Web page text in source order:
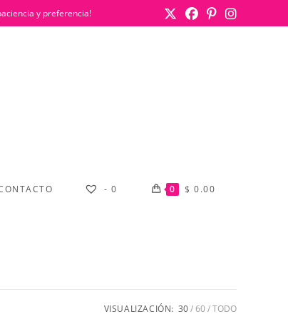
y preferencia!
- 0 0 $ 0.00
VISUALIZACIÓN: 30 60 TODO